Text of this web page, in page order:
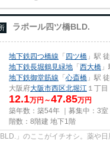
ラポール四ツ橋BLD.
地下鉄四つ橋線 「四ツ橋 」駅
地下鉄長堀鶴見緑地 「西大橋
地下鉄御堂筋線 「心斎橋 」駅
大阪府大阪市西区北堀江 １丁目
12.1万円～47.85万円
築年数：築54年 ｜募集中： 3室
階数：8階建 地下1階
BLD.」のここがイチオシ。薬や